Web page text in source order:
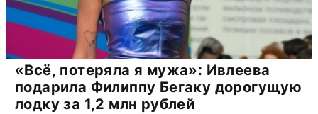
«Всё, потеряла я мужа»: Ивлеева
подарила Филиппу Бегаку дорогущую
лодку за 1,2 млн рублей